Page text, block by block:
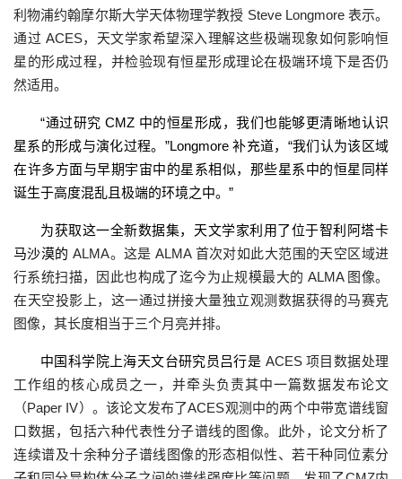
利物浦约翰摩尔斯大学天体物理学教授 Steve Longmore 表示。
通过 ACES，天文学家希望深入理解这些极端现象如何影响恒
星的形成过程，并检验现有恒星形成理论在极端环境下是否仍
然适用。
“通过研究 CMZ 中的恒星形成，我们也能够更清晰地认识
星系的形成与演化过程。”Longmore 补充道，“我们认为该区域
在许多方面与早期宇宙中的星系相似，那些星系中的恒星同样
诞生于高度混乱且极端的环境之中。”
为获取这一全新数据集，天文学家利用了位于智利阿塔卡
马沙漠的ALMA。这是 ALMA 首次对如此大范围的天空区域进
行系统扫描，因此也构成了迄今为止规模最大的 ALMA 图像。
在天空投影上，这一通过拼接大量独立观测数据获得的马赛克
图像，其长度相当于三个月亮并排。
中国科学院上海天文台研究员吕行是 ACES 项目数据处理
工作组的核心成员之一，并牵头负责其中一篇数据发布论文
（Paper IV）。该论文发布了ACES观测中的两个中带宽谱线窗
口数据，包括六种代表性分子谱线的图像。此外，论文分析了
连续谱及十余种分子谱线图像的形态相似性、若干种同位素分